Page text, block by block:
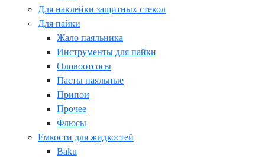
Для наклейки защитных стекол
Для пайки
Жало паяльника
Инструменты для пайки
Оловоотсосы
Пасты паяльные
Припои
Прочее
Флюсы
Емкости для жидкостей
Baku